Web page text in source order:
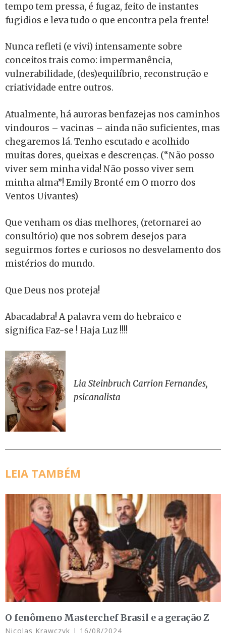
tempo tem pressa, é fugaz, feito de instantes
fugidios e leva tudo o que encontra pela frente!
Nunca refleti (e vivi) intensamente sobre
conceitos trais como: impermanência,
vulnerabilidade, (des)equilíbrio, reconstrução e
criatividade entre outros.
Atualmente, há auroras benfazejas nos caminhos
vindouros – vacinas – ainda não suficientes, mas
chegaremos lá. Tenho escutado e acolhido
muitas dores, queixas e descrenças. (“Não posso
viver sem minha vida! Não posso viver sem
minha alma”! Emily Bronté em O morro dos
Ventos Uivantes)
Que venham os dias melhores, (retornarei ao
consultório) que nos sobrem desejos para
seguirmos fortes e curiosos no desvelamento dos
mistérios do mundo.
Que Deus nos proteja!
Abacadabra! A palavra vem do hebraico e
significa Faz-se ! Haja Luz !!!!
Lia Steinbruch Carrion Fernandes,
psicanalista
LEIA TAMBÉM
O fenômeno Masterchef Brasil e a geração Z
Nicolas Krawczyk 16/08/2024